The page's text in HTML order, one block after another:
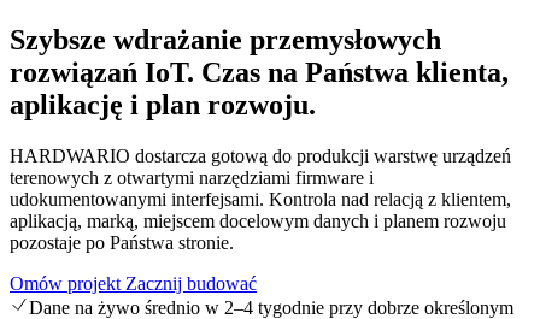
Szybsze wdrażanie przemysłowych
rozwiązań IoT. Czas na Państwa klienta,
aplikację i plan rozwoju.
HARDWARIO dostarcza gotową do produkcji warstwę urządzeń
terenowych z otwartymi narzędziami firmware i
udokumentowanymi interfejsami. Kontrola nad relacją z klientem,
aplikacją, marką, miejscem docelowym danych i planem rozwoju
pozostaje po Państwa stronie.
Omów projekt Zacznij budować
Dane na żywo średnio w 2–4 tygodnie przy dobrze określonym